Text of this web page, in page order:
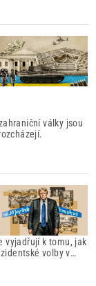
války jsou
vyjadřují k tomu, jak
volby v